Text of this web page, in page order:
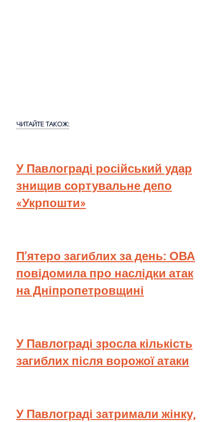
ЧИТАЙТЕ ТАКОЖ:
У Павлограді російський удар
знищив сортувальне депо
«Укрпошти»
П’ятеро загиблих за день: ОВА
повідомила про наслідки атак
на Дніпропетровщині
У Павлограді зросла кількість
загиблих після ворожої атаки
У Павлограді затримали жінку,